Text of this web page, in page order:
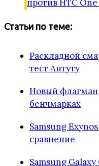
против HTC
Статьи по теме:
Раскладной
тест Антуту
Новый флагман
бенчмарках
Samsung
сравнение
Samsung